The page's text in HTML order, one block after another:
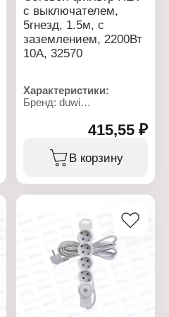
с выключателем,
5гнезд, 1.5м, с
заземлением, 2200Вт
10А, 32570
Характеристики:
Бренд: duwi
Тип товара: Сетевой
Количество розеток: 5
розеток
Заземление: с
заземлением
Сечение провода: 3х0,75
Максимальная нагрузка:
2200 Вт
Особенность: с
выключателем
Номинальная сила тока:
415,55 ₽
В корзину